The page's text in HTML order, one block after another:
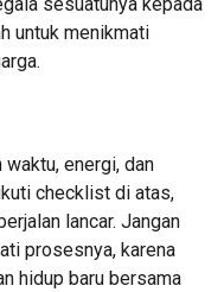
untuk menikmati
waktu, energi, dan
checklist di atas,
lancar. Jangan
prosesnya, karena
hidup baru bersama